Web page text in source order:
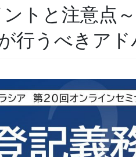
トと注意点
行うべきア